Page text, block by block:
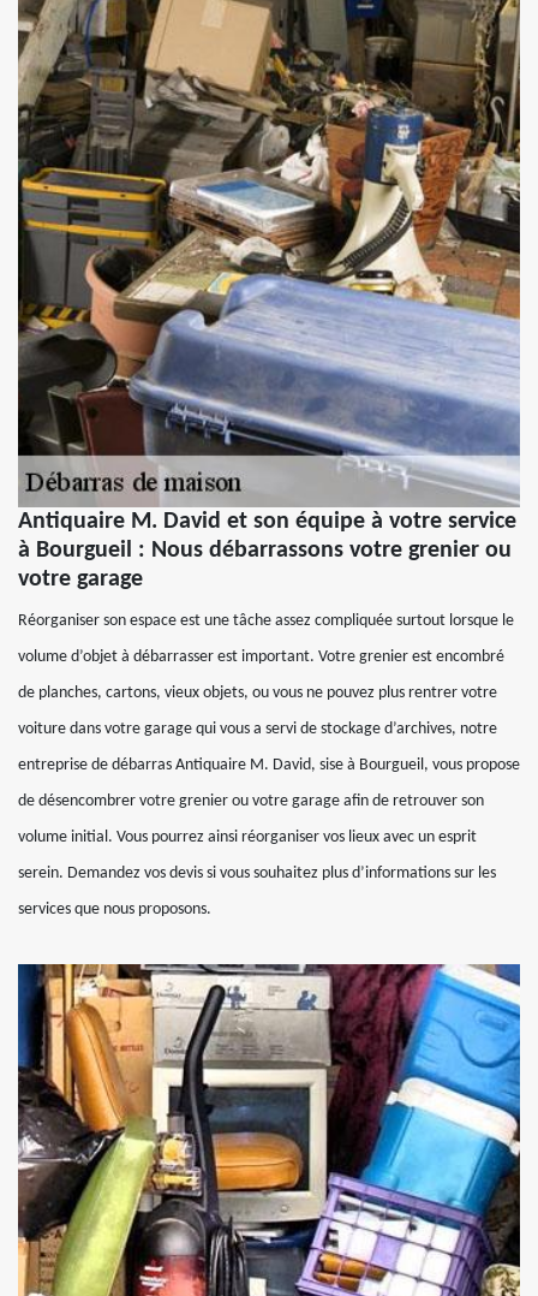
Antiquaire M. David et son équipe à votre service
à Bourgueil : Nous débarrassons votre grenier ou
votre garage
Réorganiser son espace est une tâche assez compliquée surtout lorsque le
volume d’objet à débarrasser est important. Votre grenier est encombré
de planches, cartons, vieux objets, ou vous ne pouvez plus rentrer votre
voiture dans votre garage qui vous a servi de stockage d’archives, notre
entreprise de débarras Antiquaire M. David, sise à Bourgueil, vous propose
de désencombrer votre grenier ou votre garage afin de retrouver son
volume initial. Vous pourrez ainsi réorganiser vos lieux avec un esprit
serein. Demandez vos devis si vous souhaitez plus d’informations sur les
services que nous proposons.